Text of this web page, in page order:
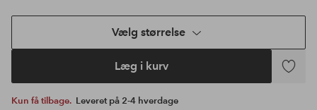
Vælg størrelse
Læg i kurv
Tilføj
Kun få tilbage. Leveret på 2-4 hverdage